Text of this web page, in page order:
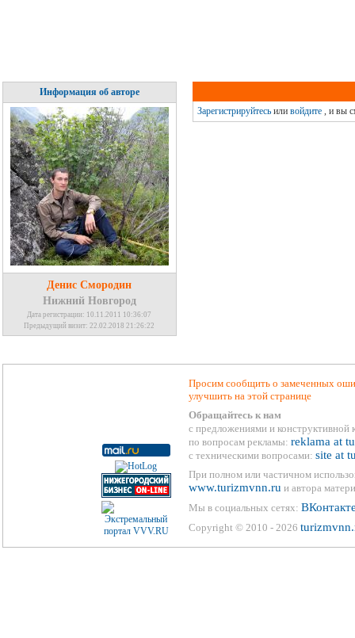
Информация об авторе
Денис Смородин
Нижний Новгород
Дата регистрации: 10.11.2011 10:36:07
Предыдущий визит: 22.02.2018 21:26:22
Зарегистрируйтесьили войдите, и вы
Просим сообщить о замеченных
улучшить на этой странице
Обращайтесь к нам
с предложениями и конструктивной
по вопросам рекламы: reklama at
с техническими вопросами: site at
При полном или частичном
www.turizmvnn.ru и автора
Мы в социальных сетях:
Copyright © 2010 - 2026